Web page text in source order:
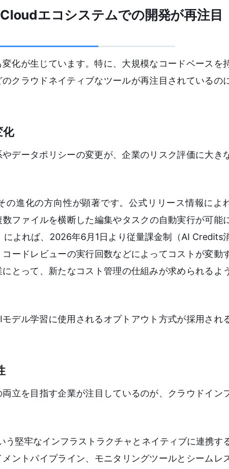
エコシステムでの開発が再注目
化が生じています。特に、大規模なコードベースを
クラウドネイティブなツールが再注目されているの
化
データポリシーの変更が、企業のリスク評価に大き
進化の方向性が顕著です。公式リリース情報によ
ファイルを横断した編集やタスクの自動実行が可能
よれば、2026年6月1日より従量課金制（AI Credits
ードレビューの実行回数などによってコストが変動
とって、新たなコスト管理の仕組みが求められるよ
デル学習に使用されるオプトアウト方式が採用され
立を目指す企業が注目しているのが、クラウドイン
堅牢なインフラストラクチャとネイティブに連携す
ントパイプライン、モニタリングツールとシームレ